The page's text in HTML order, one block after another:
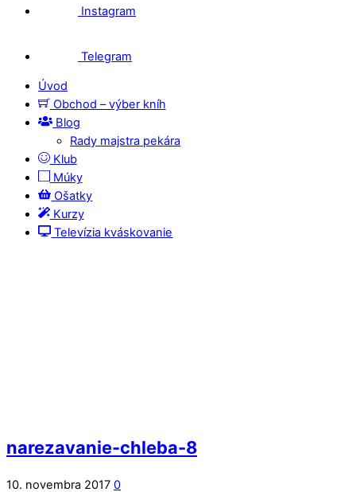
Instagram
Telegram
Úvod
Obchod – výber kníh
Blog
Rady majstra pekára
Klub
Múky
Ošatky
Kurzy
Televízia kváskovanie
narezavanie-chleba-8
10. novembra 2017 0